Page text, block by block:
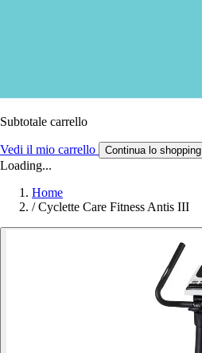
Subtotale carrello
Vedi il mio carrello Continua lo shopping
Loading...
Home
/ Cyclette Care Fitness Antis III